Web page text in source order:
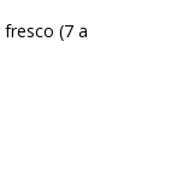
(7 a